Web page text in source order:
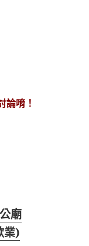
論唷！
廟
業)